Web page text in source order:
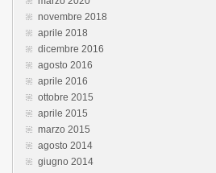
novembre 2018
aprile 2018
dicembre 2016
agosto 2016
aprile 2016
ottobre 2015
aprile 2015
marzo 2015
agosto 2014
giugno 2014